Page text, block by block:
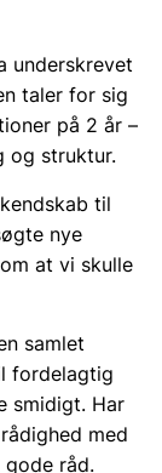
underskrevet
taler for sig
på 2 år –
og struktur.
til
nye
at vi skulle
samlet
fordelagtig
smidigt. Har
med
råd.